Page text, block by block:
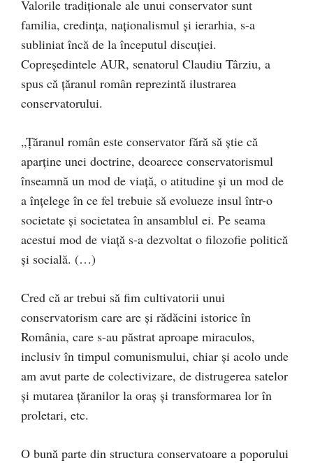
Valorile tradiționale ale unui conservator sunt
familia, credința, naționalismul și ierarhia, s-a
subliniat încă de la începutul discuției.
Copreședintele AUR, senatorul Claudiu Târziu, a
spus că țăranul român reprezintă ilustrarea
conservatorului.
„Țăranul român este conservator fără să știe că
aparține unei doctrine, deoarece conservatorismul
înseamnă un mod de viață, o atitudine și un mod de
a înțelege în ce fel trebuie să evolueze insul într-o
societate și societatea în ansamblul ei. Pe seama
acestui mod de viață s-a dezvoltat o filozofie politică
și socială. (…)
Cred că ar trebui să fim cultivatorii unui
conservatorism care are și rădăcini istorice în
România, care s-au păstrat aproape miraculos,
inclusiv în timpul comunismului, chiar și acolo unde
am avut parte de colectivizare, de distrugerea satelor
și mutarea țăranilor la oraș și transformarea lor în
proletari, etc.
O bună parte din structura conservatoare a poporului